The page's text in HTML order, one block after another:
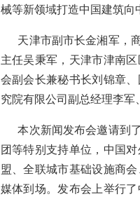
械等新领域打造中国建筑
天津市副市长金湘军，
主任吴秉军，天津市津南
会副会长兼秘书长刘锦章
究院有限公司副总经理李
本次新闻发布会邀请到
团等特别支持单位，中国
盟、全联城市基础设施商
媒体到场。发布会上举行